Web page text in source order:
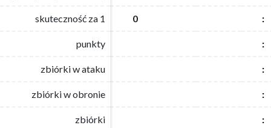
skuteczność za 1 0 :
punkty :
zbiórki w ataku :
zbiórki w obronie :
zbiórki :
skuteczność za 1 0 :
punkty :
zbiórki w ataku :
zbiórki w obronie :
zbiórki :